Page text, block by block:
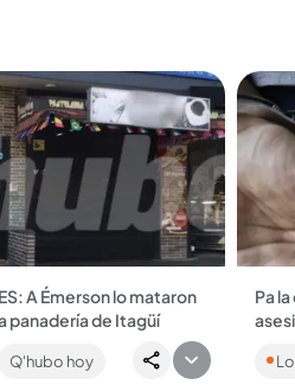
A Émerson lo mataron
panadería de Itagüí
los hombres asesinados
8 horas en ese municipio
Q'hubo hoy
Pa
La